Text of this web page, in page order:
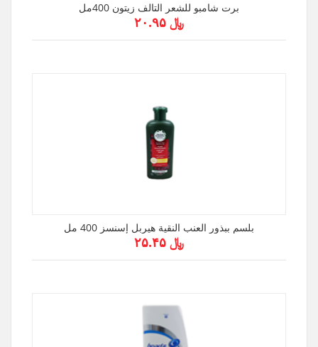
برت شامبو للشعر التالف زيتون 400مل
﷼ ۲۰.۹۵
بلسم ببذور العنب النقية هيربل إسنسز 400 مل
﷼ ۲۵.۴۵